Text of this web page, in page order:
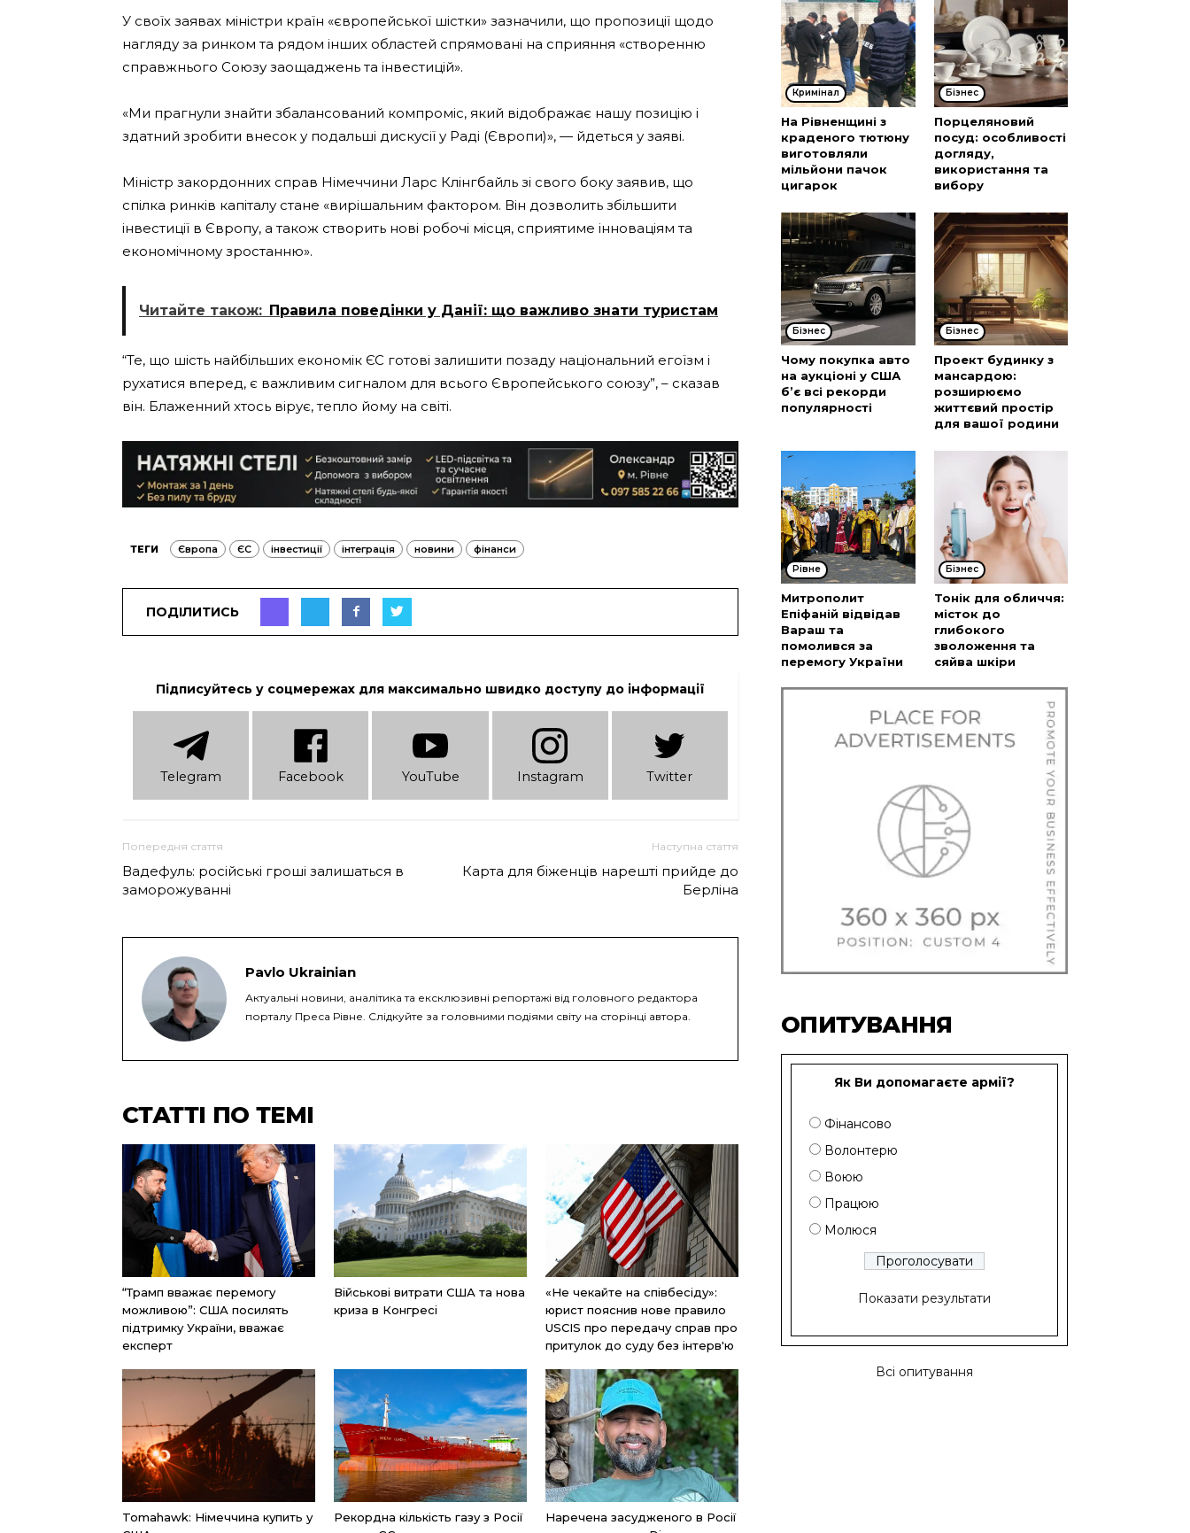
У своїх заявах міністри країн «європейської шістки» зазначили, що пропозиції щодо
нагляду за ринком та рядом інших областей спрямовані на сприяння «створенню
справжнього Союзу заощаджень та інвестицій».
«Ми прагнули знайти збалансований компроміс, який відображає нашу позицію і
здатний зробити внесок у подальші дискусії у Раді (Європи)», — йдеться у заяві.
Міністр закордонних справ Німеччини Ларс Клінгбайль зі свого боку заявив, що
спілка ринків капіталу стане «вирішальним фактором. Він дозволить збільшити
інвестиції в Європу, а також створить нові робочі місця, сприятиме інноваціям та
економічному зростанню».
Читайте також: Правила поведінки у Данії: що важливо знати туристам
“Те, що шість найбільших економік ЄС готові залишити позаду національний егоїзм і
рухатися вперед, є важливим сигналом для всього Європейського союзу”, – сказав
він. Блаженний хтось вірує, тепло йому на світі.
ТЕГИ Європа ЄС інвестиції інтеграція новини фінанси
ПОДІЛИТИСЬ
Підписуйтесь у соцмережах для максимально швидко доступу до інформації
Telеgram Facebook YouTube Instagram Twitter
Попередня стаття
Вадефуль: російські гроші залишаться в
заморожуванні
Наступна стаття
Карта для біженців нарешті прийде до
Берліна
Pavlo Ukrainian
Актуальні новини, аналітика та ексклюзивні репортажі від головного редактора
порталу Преса Рівне. Слідкуйте за головними подіями світу на сторінці автора.
СТАТТІ ПО ТЕМІ
“Трамп вважає перемогу
можливою”: США посилять
підтримку України, вважає
експерт
Військові витрати США та нова
криза в Конгресі
«Не чекайте на співбесіду»:
юрист пояснив нове правило
USCIS про передачу справ про
притулок до суду без інтерв'ю
Tomahawk: Німеччина купить у
Рекордна кількість газу з Росії
Наречена засудженого в Росії
Кримінал
На Рівненщині з
краденого тютюну
виготовляли
мільйони пачок
цигарок
Бізнес
Порцеляновий
посуд: особливості
догляду,
використання та
вибору
Бізнес
Чому покупка авто
на аукціоні у США
б’є всі рекорди
популярності
Бізнес
Проект будинку з
мансардою:
розширюємо
життєвий простір
для вашої родини
Рівне
Митрополит
Епіфаній відвідав
Вараш та
помолився за
перемогу України
Бізнес
Тонік для обличчя:
місток до
глибокого
зволоження та
сяйва шкіри
ОПИТУВАННЯ
Як Ви допомагаєте армії?
Фінансово
Волонтерю
Воюю
Працюю
Молюся
Показати результати
Всі опитування